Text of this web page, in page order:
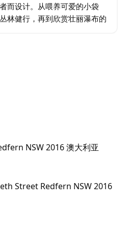
而设计。从喂养可爱的小袋
林健行，再到欣赏壮丽瀑布的
NSW 2016 澳大利亚